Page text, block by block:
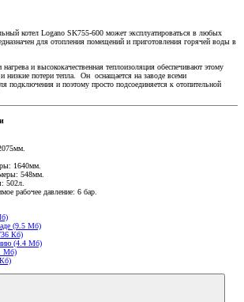
котел Logano SK755-600 может эксплуатироваться в любых
для отопления помещений и приготовления горячей воды в
и высококачественная теплоизоляция обеспечивают этому
низкие потери тепла. Он оснащается на заводе всеми
подключения и поэтому просто подсоединяется к отопительной
1640мм.
548мм.
502л.
рабочее давление: 6 бар.
(9.5 Мб)
Кб)
(4.4 Мб)
Мб)